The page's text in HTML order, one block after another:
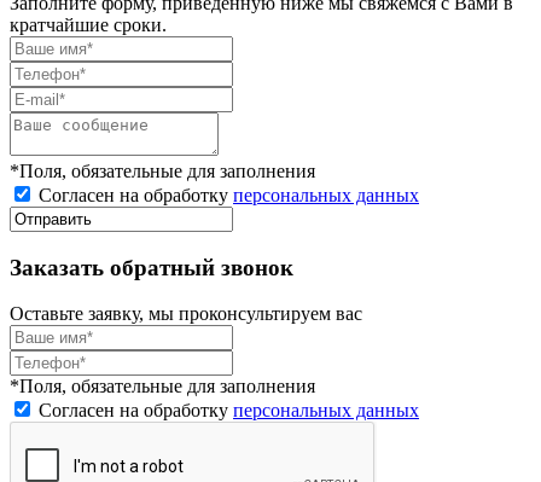
кратчайшие сроки.
*Поля, обязательные для заполнения
Согласен на обработку персональных данных
Заказать обратный звонок
Оставьте заявку, мы проконсультируем вас
*Поля, обязательные для заполнения
Согласен на обработку персональных данных